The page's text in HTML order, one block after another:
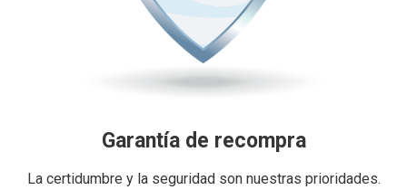
Garantía de recompra
La certidumbre y la seguridad son nuestras prioridades.